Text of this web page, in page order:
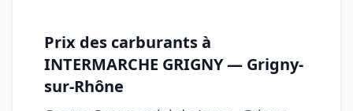
Prix des carburants à
INTERMARCHE GRIGNY — Grigny-
sur-Rhône